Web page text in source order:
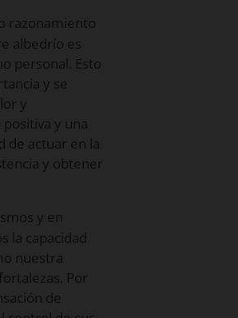
razonamiento
albedrío es
personal. Esto
y se
y
y una
de actuar en la
y obtener
y en
la capacidad
nuestra
Por
de